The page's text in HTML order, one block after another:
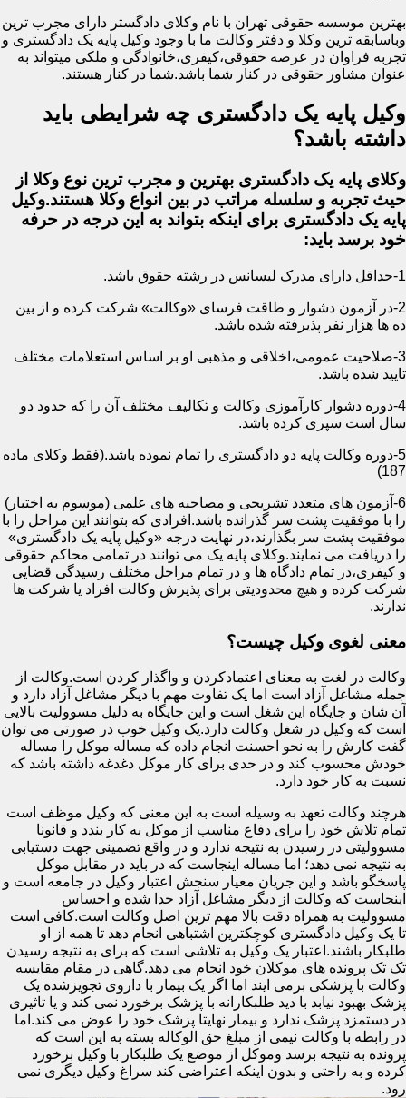
بهترین موسسه حقوقی تهران با نام وکلای دادگستر دارای مجرب ترین
وباسابقه ترین وکلا و دفتر وکالت ما با وجود وکیل پایه یک دادگستری و
تجربه فراوان در عرصه حقوقی،کیفری،خانوادگی و ملکی میتواند به
عنوان مشاور حقوقی در کنار شما باشد.شما در کنار هستند.
وکیل پایه یک دادگستری چه شرایطی باید
داشته باشد؟
وکلای پایه یک دادگستری بهترین و مجرب ترین نوع وکلا از
حیث تجربه و سلسله مراتب در بین انواع وکلا هستند.وکیل
پایه یک دادگستری برای اینکه بتواند به این درجه در حرفه
خود برسد باید:
1-حداقل دارای مدرک لیسانس در رشته حقوق باشد.
2-در آزمون دشوار و طاقت فرسای «وکالت» شرکت کرده و از بین
ده ها هزار نفر پذیرفته شده باشد.
3-صلاحیت عمومی،اخلاقی و مذهبی او بر اساس استعلامات مختلف
تایید شده باشد.
4-دوره دشوار کارآموزی وکالت و تکالیف مختلف آن را که حدود دو
سال است سپری کرده باشد.
5-دوره وکالت پایه دو دادگستری را تمام نموده باشد.(فقط وکلای ماده
187)
6-آزمون های متعدد تشریحی و مصاحبه های علمی (موسوم به اختبار)
را با موفقیت پشت سر گذرانده باشد.افرادی که بتوانند این مراحل را با
موفقیت پشت سر بگذارند،در نهایت درجه «وکیل پایه یک دادگستری»
را دریافت می نمایند.وکلای پایه یک می توانند در تمامی محاکم حقوقی
و کیفری،در تمام دادگاه ها و در تمام مراحل مختلف رسیدگی قضایی
شرکت کرده و هیچ محدودیتی برای پذیرش وکالت افراد یا شرکت ها
ندارند.
معنی لغوی وکیل چیست؟
وکالت در لغت به معنای اعتمادکردن و واگذار کردن است.وکالت از
جمله مشاغل آزاد است اما یک تفاوت مهم با دیگر مشاغل آزاد دارد و
آن شان و جایگاه این شغل است و این جایگاه به دلیل مسوولیت بالایی
است که وکیل در شغل وکالت دارد.یک وکیل خوب در صورتی می توان
گفت کارش را به نحو احسنت انجام داده که مساله موکل را مساله
خودش محسوب کند و در حدی برای کار موکل دغدغه داشته باشد که
نسبت به کار خود دارد.
هرچند وکالت تعهد به وسیله است به این معنی که وکیل موظف است
تمام تلاش خود را برای دفاع مناسب از موکل به کار بندد و قانونا
مسوولیتی در رسیدن به نتیجه ندارد و در واقع تضمینی جهت دستیابی
به نتیجه نمی دهد؛ اما مساله اینجاست که در باید در مقابل موکل
پاسخگو باشد و این جریان معیار سنجش اعتبار وکیل در جامعه است و
اینجاست که وکالت از دیگر مشاغل آزاد جدا شده و احساس
مسوولیت به همراه دقت بالا مهم ترین اصل وکالت است.کافی است
تا یک وکیل دادگستری کوچکترین اشتباهی انجام دهد تا همه از او
طلبکار باشند.اعتبار یک وکیل به تلاشی است که برای به نتیجه رسیدن
تک تک پرونده های موکلان خود انجام می دهد.گاهی در مقام مقایسه
وکالت با پزشکی برمی ایند اما اگر یک بیمار با داروی تجویزشده یک
پزشک بهبود نیابد با دید طلبکارانه با پزشک برخورد نمی کند و یا تاثیری
در دستمزد پزشک ندارد و بیمار نهایتا پزشک خود را عوض می کند.اما
در رابطه با وکالت نیمی از مبلغ حق الوکاله بسته به این است که
پرونده به نتیجه برسد وموکل از موضع یک طلبکار با وکیل برخورد
کرده و به راحتی و بدون اینکه اعتراضی کند سراغ وکیل دیگری نمی
رود.